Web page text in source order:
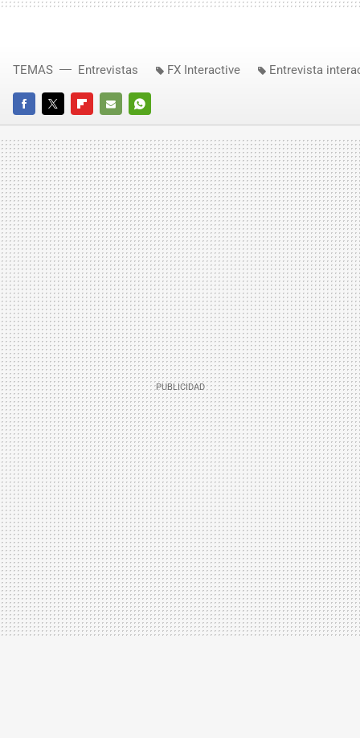
FACEBOOKTWITTERFLIPBOARD
E-
MAIL
WHATSAPP
TEMAS Entrevistas FX Interactive Entrevista